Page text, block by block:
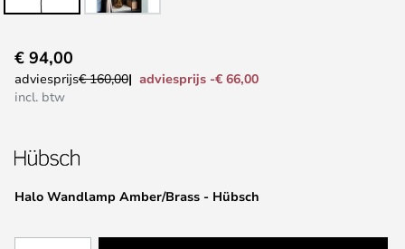
naar
het
de
gallerij
Halo Wandlamp Amber/Brass - Hübsch
€ 94,00
adviesprijs€ 160,00
adviesprijs -€ 66,00
incl. btw